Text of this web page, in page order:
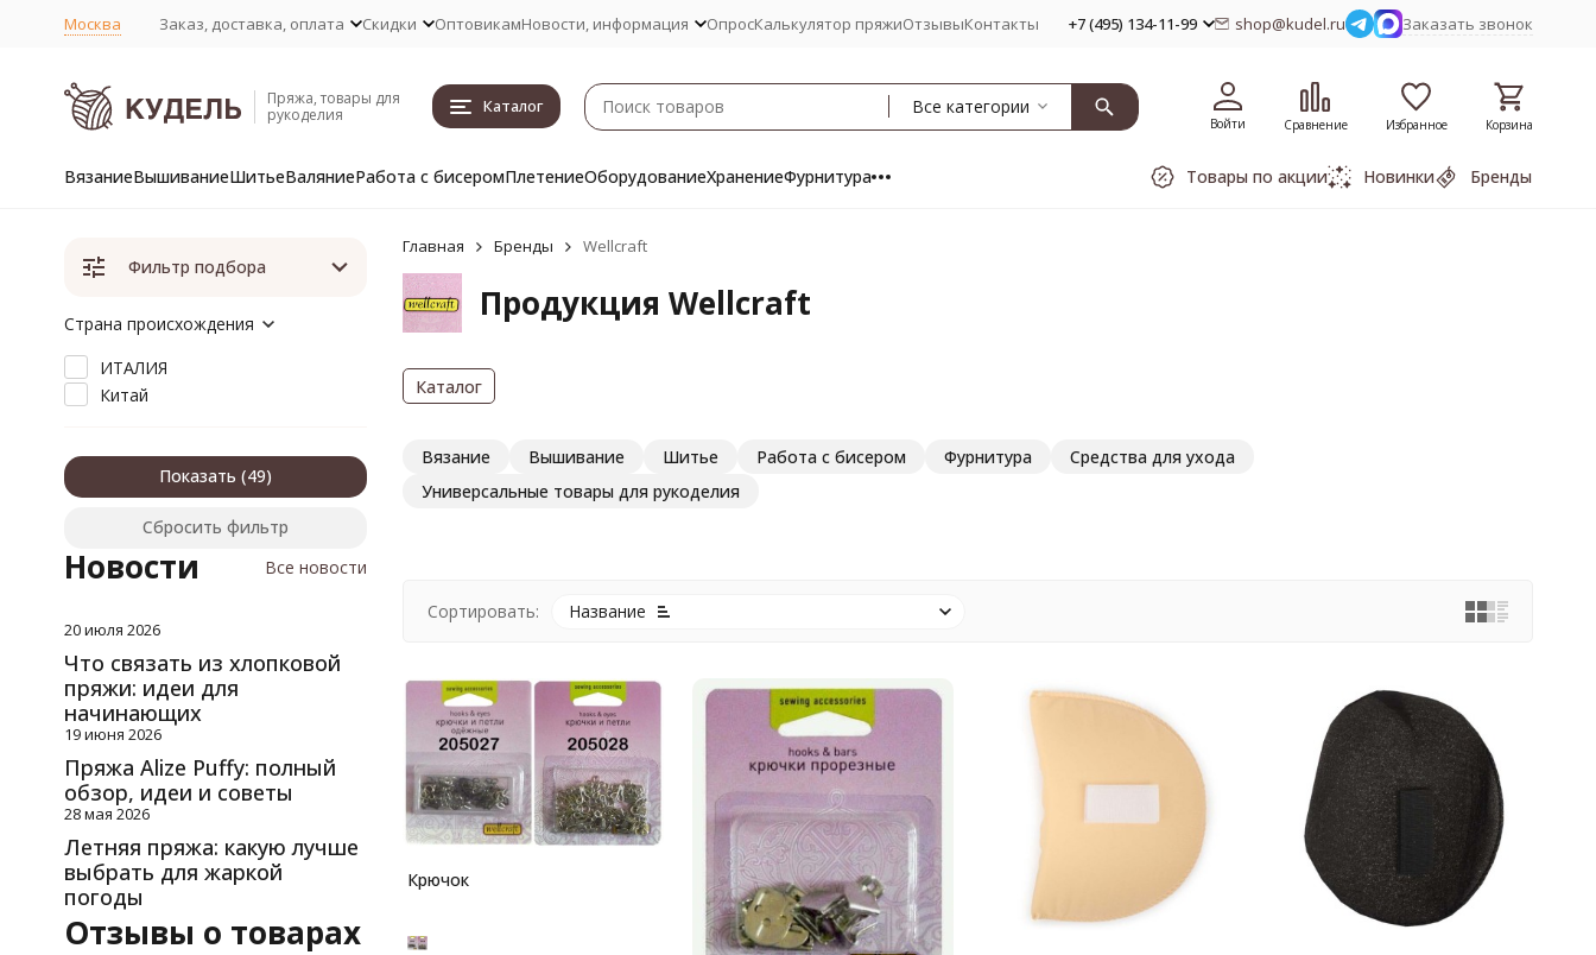
Москва Заказ, доставка, оплата Скидки ОптовикамНовости, информация ОпросКалькулятор пряжиОтзывыКонтакты +7 (495) 134-11-99 shop@kudel.ru Заказать звонок
Пряжа, товары для
рукоделия
Каталог Все категории
Войти Сравнение Избранное Корзина
ВязаниеВышиваниеШитьеВаляниеРабота с бисеромПлетениеОборудованиеХранениеФурнитура Товары по акции Новинки Бренды
Главная Бренды Wellcraft
Продукция Wellcraft
Каталог
Вязание Вышивание Шитье Работа с бисером Фурнитура
Средства для ухода
Универсальные товары для рукоделия
Сортировать: Название
Крючок
Фильтр подбора
Страна происхождения
ИТАЛИЯ
Китай
Показать
Сбросить фильтр
Новости Все новости
20 июля 2026
Что связать из хлопковой
пряжи: идеи для
начинающих
19 июня 2026
Пряжа Alize Puffy: полный
обзор, идеи и советы
28 мая 2026
Летняя пряжа: какую лучше
выбрать для жаркой
погоды
Отзывы о товарах